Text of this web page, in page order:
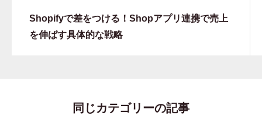
Shopifyで差をつける！Shopアプリ連携で売上
を伸ばす具体的な戦略
同じカテゴリーの記事